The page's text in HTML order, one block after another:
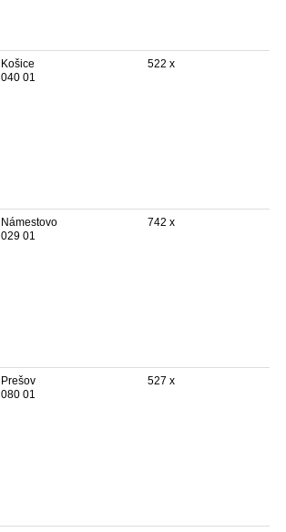
Košice
040 01
522 x
Námestovo
029 01
742 x
Prešov
080 01
527 x